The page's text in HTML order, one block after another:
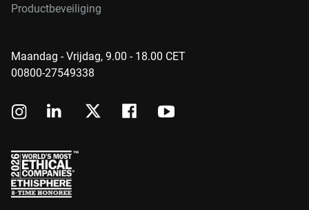
Productbeveiliging
Maandag - Vrijdag, 9.00 - 18.00 CET
00800-27549338